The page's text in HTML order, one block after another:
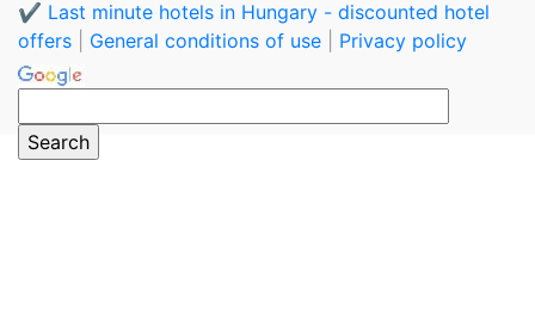
✔️ Last minute hotels in Hungary - discounted hotel
offers
General conditions of use Privacy policy